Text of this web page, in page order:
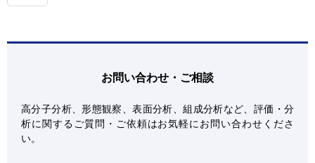
お問い合わせ・ご相談
高分子分析、形態観察、表面分析、組成分析など、評価・分
析に関するご質問・ご依頼はお気軽にお問い合わせくださ
い。